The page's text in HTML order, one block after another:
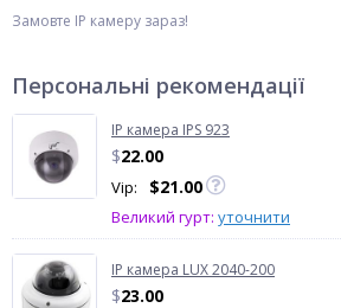
Замовте IP камеру зараз!
Персональні рекомендації
IP камера IPS 923
$22.00
Vip: $21.00
Великий гурт: уточнити
IP камера LUX 2040-200
$23.00